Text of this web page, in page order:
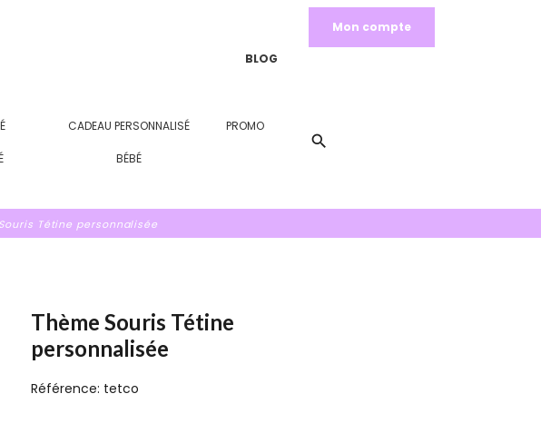
Mon compte
BLOG
CADEAU PERSONNALISÉ
BÉBÉ
PROMO
search
Tétine personnalisée
Thème Souris Tétine
personnalisée
Référence: tetco